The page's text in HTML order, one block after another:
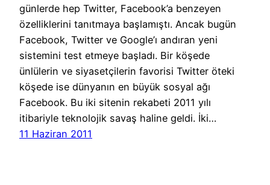
günlerde hep Twitter, Facebook’a benzeyen
özelliklerini tanıtmaya başlamıştı. Ancak bugün
Facebook, Twitter ve Google’ı andıran yeni
sistemini test etmeye başladı. Bir köşede
ünlülerin ve siyasetçilerin favorisi Twitter öteki
köşede ise dünyanın en büyük sosyal ağı
Facebook. Bu iki sitenin rekabeti 2011 yılı
itibariyle teknolojik savaş haline geldi. İki…
11 Haziran 2011